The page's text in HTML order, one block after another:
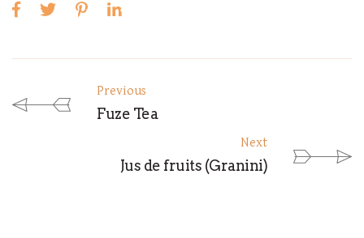
Previous
Fuze Tea
Next
Jus de fruits (Granini)